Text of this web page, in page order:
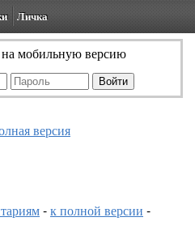
Личка
мобильную версию
версия
-к полной версии -